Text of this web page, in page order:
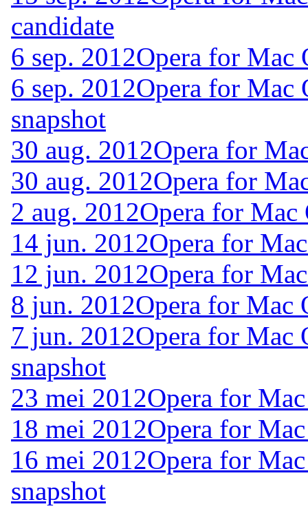
candidate
6 sep. 2012Opera for Mac
6 sep. 2012Opera for Mac
snapshot
30 aug. 2012Opera for
30 aug. 2012Opera for
2 aug. 2012Opera for
14 jun. 2012Opera for
12 jun. 2012Opera for
8 jun. 2012Opera for Mac
7 jun. 2012Opera for Mac
snapshot
23 mei 2012Opera for
18 mei 2012Opera for
16 mei 2012Opera for
snapshot